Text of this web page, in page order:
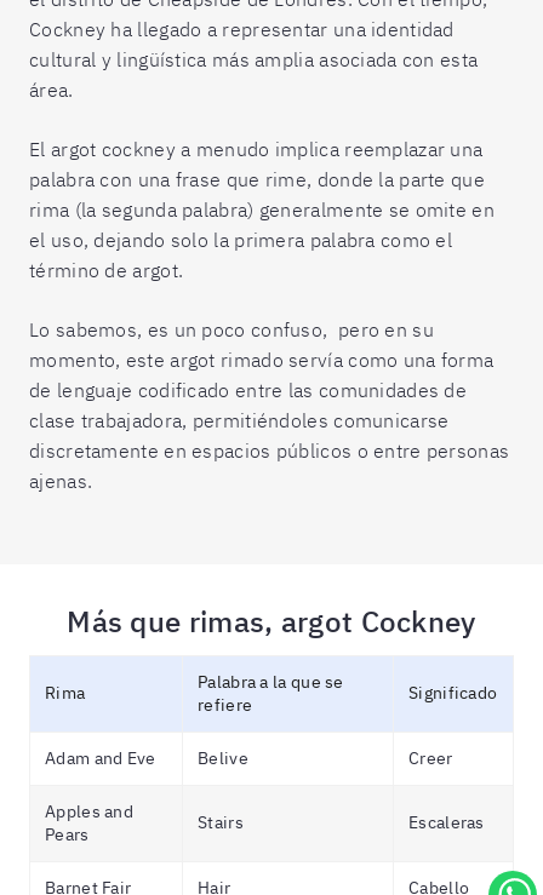
Cockney ha llegado a representar una identidad
cultural y lingüística más amplia asociada con esta
área.
El argot cockney a menudo implica reemplazar una
palabra con una frase que rime, donde la parte que
rima (la segunda palabra) generalmente se omite en
el uso, dejando solo la primera palabra como el
término de argot.
Lo sabemos, es un poco confuso, pero en su
momento, este argot rimado servía como una forma
de lenguaje codificado entre las comunidades de
clase trabajadora, permitiéndoles comunicarse
discretamente en espacios públicos o entre personas
ajenas.
Más que rimas, argot Cockney
Rima
Palabra a la que se
refiere
Significado
Adam and Eve Belive Creer
Apples and
Pears
Stairs Escaleras
Barnet Fair Hair Cabello